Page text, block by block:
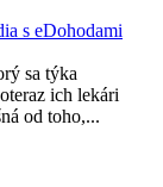
s eDohodami
sa týka
ich lekári
od toho,...